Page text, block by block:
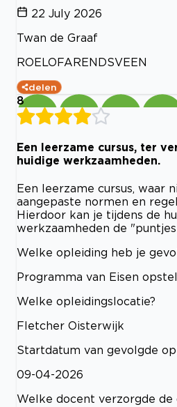
22 July 2026
Twan de Graaf
ROELOFARENDSVEEN
delen
8
Een leerzame cursus, ter
huidige werkzaamheden.
Een leerzame cursus, waar
aangepaste normen en
Hierdoor kan je tijdens de
werkzaamheden de
Welke opleiding heb je
Programma van Eisen
Welke opleidingslocatie?
Fletcher Oisterwijk
Startdatum van gevolgde
09-04-2026
Welke docent verzorgde de